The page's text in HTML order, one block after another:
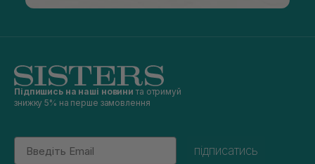
Підпишись на наші новини та отримуй
знижку 5% на перше замовлення
Email
підписатись